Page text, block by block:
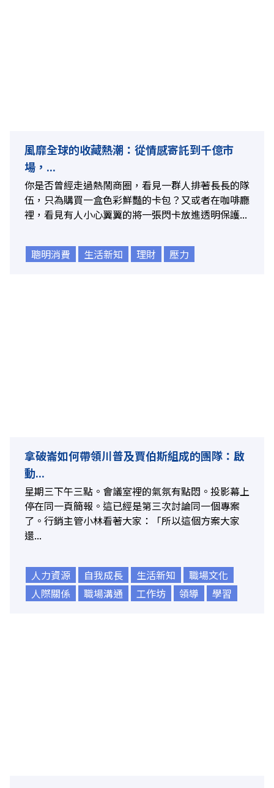
風靡全球的收藏熱潮：從情感寄託到千億市
場，...
你是否曾經走過熱鬧商圈，看見一群人排著長長的隊
伍，只為購買一盒色彩鮮豔的卡包？又或者在咖啡廳
裡，看見有人小心翼翼的將一張閃卡放進透明保護...
聰明消費 生活新知 理財 壓力
拿破崙如何帶領川普及賈伯斯組成的團隊：啟
動...
星期三下午三點。會議室裡的氣氛有點悶。投影幕上
停在同一頁簡報。這已經是第三次討論同一個專案
了。行銷主管小林看著大家：「所以這個方案大家
還...
人力資源 自我成長 生活新知
職場文化
人際關係
職場溝通 工作坊 領導 學習